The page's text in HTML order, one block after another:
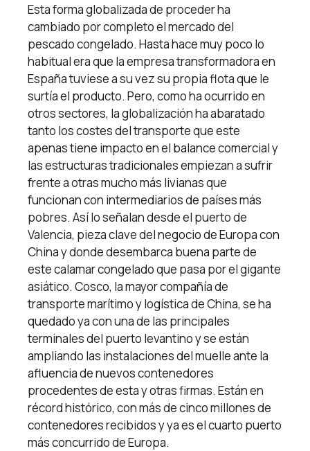
Esta forma globalizada de proceder ha
cambiado por completo el mercado del
pescado congelado. Hasta hace muy poco lo
habitual era que la empresa transformadora en
España tuviese a su vez su propia flota que le
surtía el producto. Pero, como ha ocurrido en
otros sectores, la globalización ha abaratado
tanto los costes del transporte que este
apenas tiene impacto en el balance comercial y
las estructuras tradicionales empiezan a sufrir
frente a otras mucho más livianas que
funcionan con intermediarios de países más
pobres. Así lo señalan desde el puerto de
Valencia, pieza clave del negocio de Europa con
China y donde desembarca buena parte de
este calamar congelado que pasa por el gigante
asiático. Cosco, la mayor compañía de
transporte marítimo y logística de China, se ha
quedado ya con una de las principales
terminales del puerto levantino y se están
ampliando las instalaciones del muelle ante la
afluencia de nuevos contenedores
procedentes de esta y otras firmas. Están en
récord histórico, con más de cinco millones de
contenedores recibidos y ya es el cuarto puerto
más concurrido de Europa.